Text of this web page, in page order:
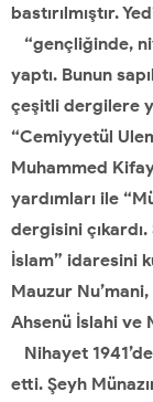
bastırılmıştır.
“gençliğinde,
yaptı. Bunun
çeşitli dergilere
“Cemiyyetül
Muhammed
yardımları ile
dergisini
İslam” idaresini
Mauzur
Ahsenü İslahi ve
Nihayet
etti. Şeyh